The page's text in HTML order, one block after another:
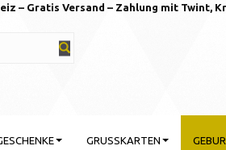
– Gratis Versand – Zahlung mit Twint,
GRUSSKARTEN